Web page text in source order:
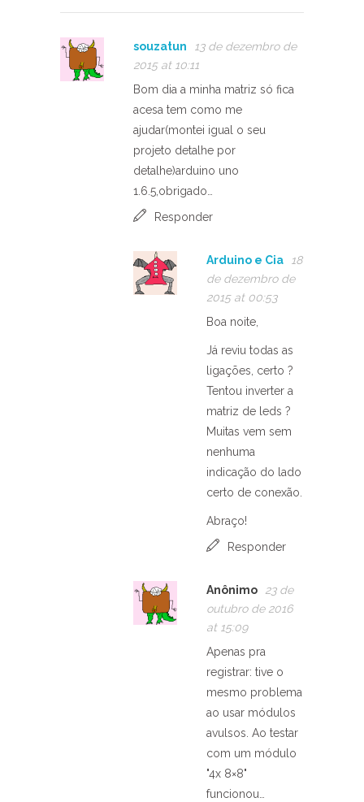
souzatun
13 de dezembro de
2015 at 10:11
Bom dia a minha matriz só fica
acesa tem como me
ajudar(montei igual o seu
projeto detalhe por
detalhe)arduino uno
1.6.5,obrigado…
Responder
Arduino e Cia
18
de dezembro de
2015 at 00:53
Boa noite,
Já reviu todas as
ligações, certo ?
Tentou inverter a
matriz de leds ?
Muitas vem sem
nenhuma
indicação do lado
certo de conexão.
Abraço!
Responder
Anônimo
23 de
outubro de 2016
at 15:09
Apenas pra
registrar: tive o
mesmo problema
ao usar módulos
avulsos. Ao testar
com um módulo
"4x 8×8"
funcionou…